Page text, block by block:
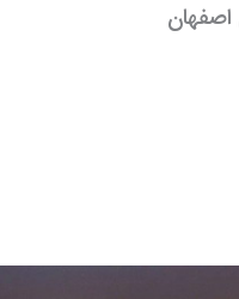
اصفهان